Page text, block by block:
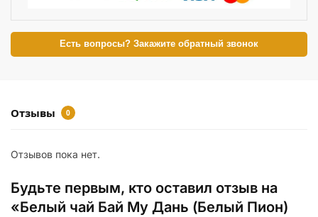
Есть вопросы? Закажите обратный звонок
Отзывы 0
Отзывов пока нет.
Будьте первым, кто оставил отзыв на
«Белый чай Бай Му Дань (Белый Пион)